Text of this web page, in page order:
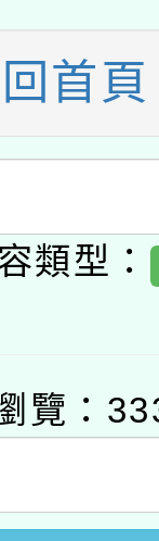
閱讀
研習
智慧
名單
學軟體
函釋公
請許可
署委託
節水達
系列
藝術
首頁
類型：
覽：